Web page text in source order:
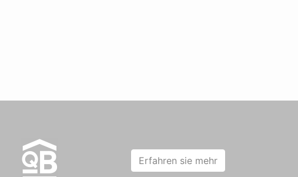
Erfahren sie mehr